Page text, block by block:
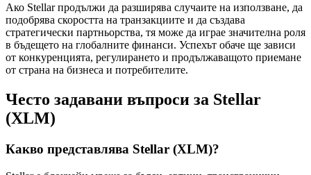
Ако Stellar продължи да разширява случаите на използване, да
подобрява скоростта на транзакциите и да създава
стратегически партньорства, тя може да играе значителна роля
в бъдещето на глобалните финанси. Успехът обаче ще зависи
от конкуренцията, регулирането и продължаващото приемане
от страна на бизнеса и потребителите.
Често задавани въпроси за Stellar
(XLM)
Какво представлява Stellar (XLM)?